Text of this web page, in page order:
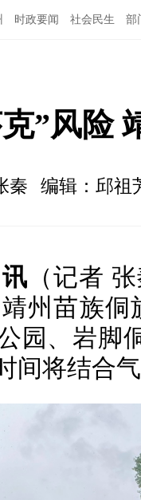
时政要闻 社会民生 部
”风险
秦 编辑：邱祖
（记者
州苗族
园、岩脚
间将结合